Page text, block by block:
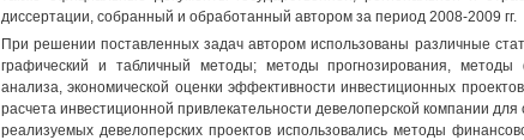
диссертации, собранный и обработанный автором за период 2008-2009 гг.
При решении поставленных задач автором использованы различные
графический и табличный методы; методы прогнозирования, методы
анализа, экономической оценки эффективности инвестиционных
расчета инвестиционной привлекательности девелоперской компании
реализуемых девелоперских проектов использовались методы